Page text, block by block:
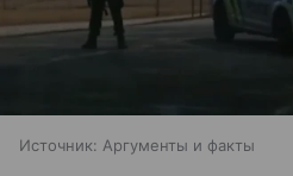
Источник: Аргументы и факты